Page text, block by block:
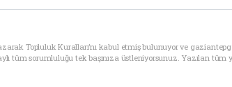
Topluluk Kuralları’nı kabul etmiş bulunuyor ve
tüm sorumluluğu tek başınıza üstleniyorsunuz. Yazılan